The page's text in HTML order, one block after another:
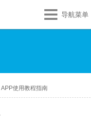
导航菜单
使用教程指南